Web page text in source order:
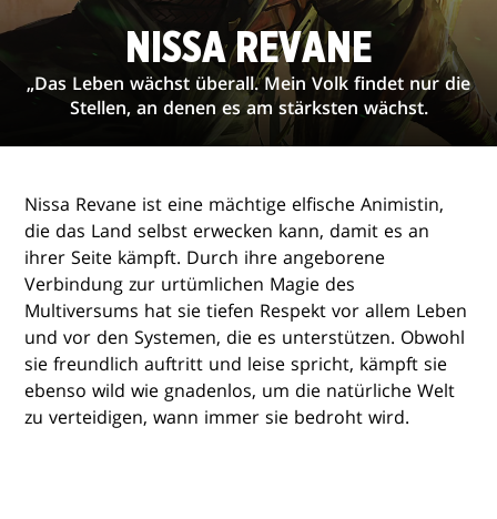
NISSA REVANE
„Das Leben wächst überall. Mein Volk findet nur die
Stellen, an denen es am stärksten wächst.
Nissa Revane ist eine mächtige elfische Animistin,
die das Land selbst erwecken kann, damit es an
ihrer Seite kämpft. Durch ihre angeborene
Verbindung zur urtümlichen Magie des
Multiversums hat sie tiefen Respekt vor allem Leben
und vor den Systemen, die es unterstützen. Obwohl
sie freundlich auftritt und leise spricht, kämpft sie
ebenso wild wie gnadenlos, um die natürliche Welt
zu verteidigen, wann immer sie bedroht wird.